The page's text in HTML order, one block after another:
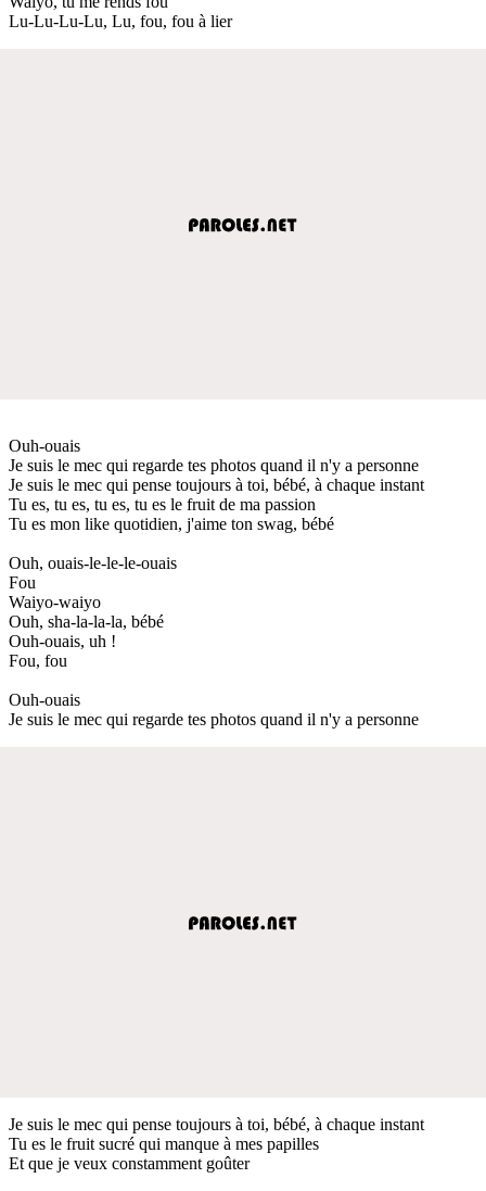
Lu-Lu-Lu-Lu, Lu, fou, fou à lier
Ouh-ouais
Je suis le mec qui regarde tes photos quand il n'y a personne
Je suis le mec qui pense toujours à toi, bébé, à chaque instant
Tu es, tu es, tu es, tu es le fruit de ma passion
Tu es mon like quotidien, j'aime ton swag, bébé
Ouh, ouais-le-le-le-ouais
Fou
Waiyo-waiyo
Ouh, sha-la-la-la, bébé
Ouh-ouais, uh !
Fou, fou
Ouh-ouais
Je suis le mec qui regarde tes photos quand il n'y a personne
Je suis le mec qui pense toujours à toi, bébé, à chaque instant
Tu es le fruit sucré qui manque à mes papilles
Et que je veux constamment goûter